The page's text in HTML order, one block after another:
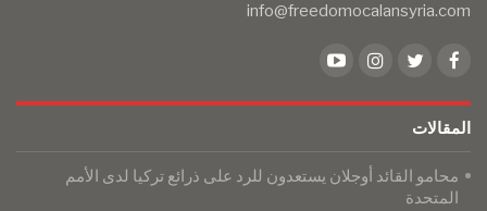
info@freedomocalansyria.com
المقالات
محامو القائد أوجلان يستعدون للرد على ذرائع تركيا لدى الأمم
المتحدة